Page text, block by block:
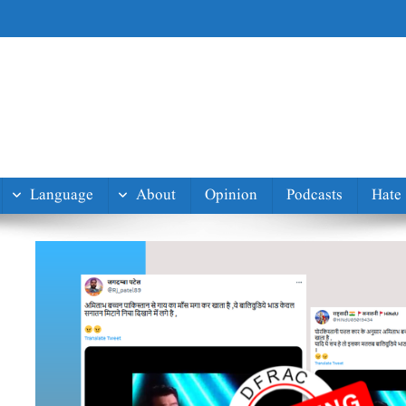
Hate
Podcasts
Opinion
About
Language